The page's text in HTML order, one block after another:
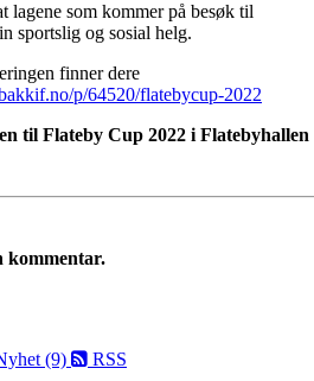
lagene som kommer på besøk til
sportslig og sosial helg.
finner dere
p/64520/flatebycup-2022
til Flateby Cup 2022 i Flatebyhallen
kommentar.
(9) RSS